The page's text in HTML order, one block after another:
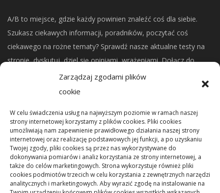
Zarządzaj zgodami plików
cookie
W celu świadczenia usług na najwyższym poziomie w ramach naszej
strony internetowej korzystamy z plików cookies. Pliki cookies
umożliwiają nam zapewnienie prawidłowego działania naszej strony
internetowej oraz realizację podstawowych jej funkcji, a po uzyskaniu
Twojej zgody, pliki cookies są przez nas wykorzystywane do
dokonywania pomiarów i analiz korzystania ze strony internetowej, a
także do celów marketingowych. Strona wykorzystuje również pliki
cookies podmiotów trzecich w celu korzystania z zewnętrznych narzędzi
analitycznych i marketingowych. Aby wyrazić zgodę na instalowanie na
A/B to miejsce, gdzie każdy powinien znaleźć coś dla siebie.
Szukasz ciekawych informacji, poradników, poczytać coś
ciekawego na rożne tematy? Sprawdź nasze aktualne testy na
stronie, dyskutuj, dziel się opiniami, wrażeniami. Dołącz do
naszej społeczności.
Mikrorachunek podatkowy: przelewy i księgowanie
Podstawowe rodzaje śrub – przegląd najważniejszych
typów